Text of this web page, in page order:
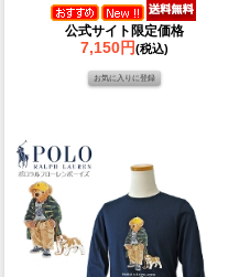
公式サイト限定価格
7,150円(税込)